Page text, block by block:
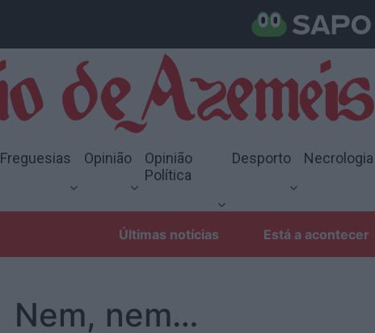
Freguesias Opinião
Opinião
Política
Desporto Necrologia
Últimas notícias Está a acontecer
Nem, nem…